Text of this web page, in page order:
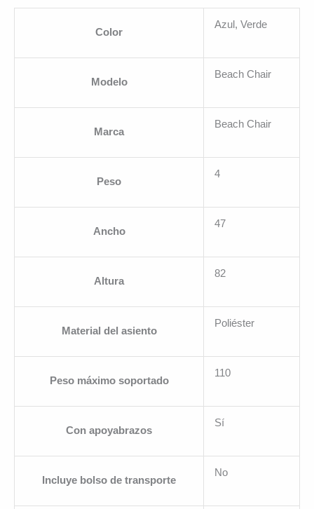
Color
Azul, Verde
Modelo
Beach Chair
Marca
Beach Chair
Peso
4
Ancho
47
Altura
82
Material del asiento
Poliéster
Peso máximo soportado
110
Con apoyabrazos
Sí
Incluye bolso de transporte
No